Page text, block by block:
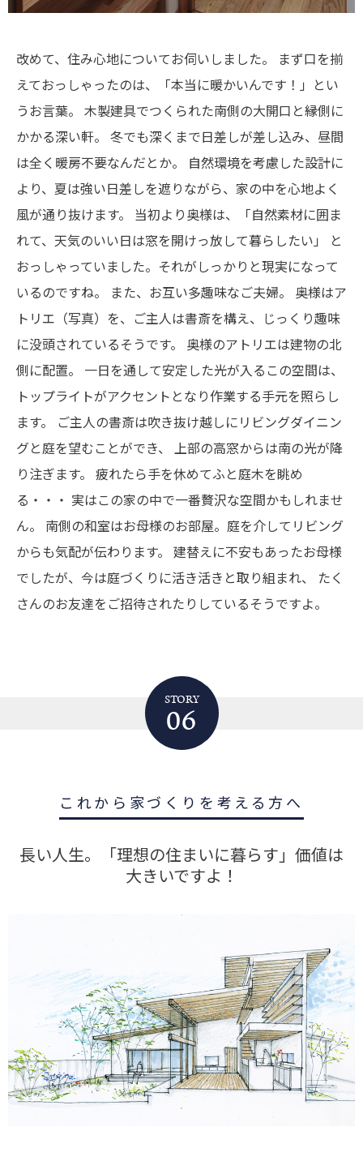
改めて、住み心地についてお伺いしました。
まず口を揃
えておっしゃったのは、「本当に暖かいんです！」とい
うお言葉。 木製建具でつくられた南側の大開口と縁側に
かかる深い軒。 冬でも深くまで日差しが差し込み、昼間
は全く暖房不要なんだとか。
自然環境を考慮した設計に
より、夏は強い日差しを遮りながら、家の中を心地よく
風が通り抜けます。
当初より奥様は、「自然素材に囲ま
れて、天気のいい日は窓を開けっ放して暮らしたい」
と
おっしゃっていました。それがしっかりと現実になって
いるのですね。
また、お互い多趣味なご夫婦。
奥様はア
トリエ（写真）を、ご主人は書斎を構え、じっくり趣味
に没頭されているそうです。
奥様のアトリエは建物の北
側に配置。
一日を通して安定した光が入るこの空間は、
トップライトがアクセントとなり作業する手元を照らし
ます。
ご主人の書斎は吹き抜け越しにリビングダイニン
グと庭を望むことができ、 上部の高窓からは南の光が降
り注ぎます。 疲れたら手を休めてふと庭木を眺め
る・・・ 実はこの家の中で一番贅沢な空間かもしれませ
ん。
南側の和室はお母様のお部屋。庭を介してリビング
からも気配が伝わります。 建替えに不安もあったお母様
でしたが、今は庭づくりに活き活きと取り組まれ、
たく
さんのお友達をご招待されたりしているそうですよ。
STORY
06
これから家づくりを考える方へ
長い人生。「理想の住まいに暮らす」価値は
大きいですよ！